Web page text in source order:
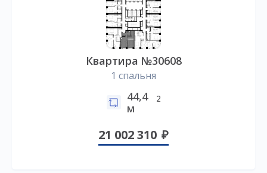
Квартира №30608
1 спальня
44,4
м
2
21 002 310